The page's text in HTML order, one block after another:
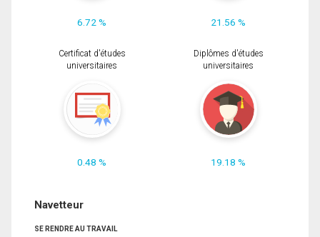
6.72 % 21.56 %
Certificat d'études
universitaires
0.48 %
Diplômes d'études
universitaires
19.18 %
Navetteur
SE RENDRE AU TRAVAIL